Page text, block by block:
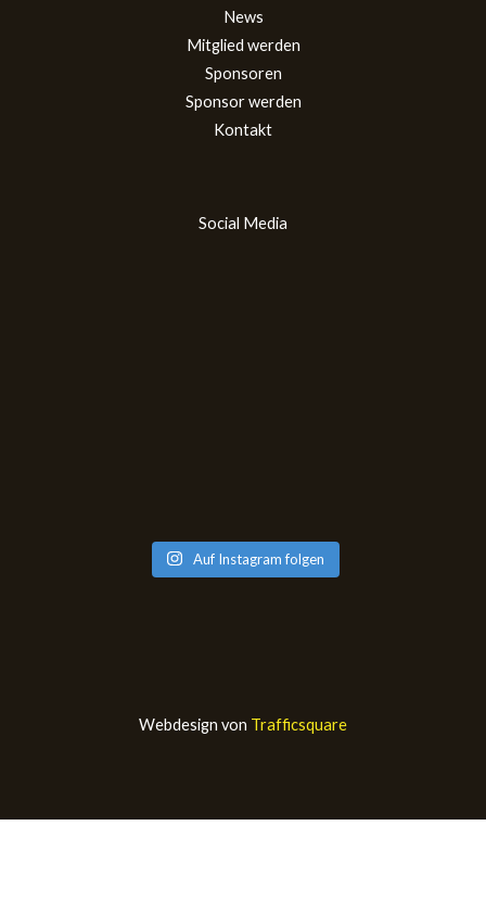
News
Mitglied werden
Sponsoren
Sponsor werden
Kontakt
Social Media
Auf Instagram folgen
Webdesign von Trafficsquare